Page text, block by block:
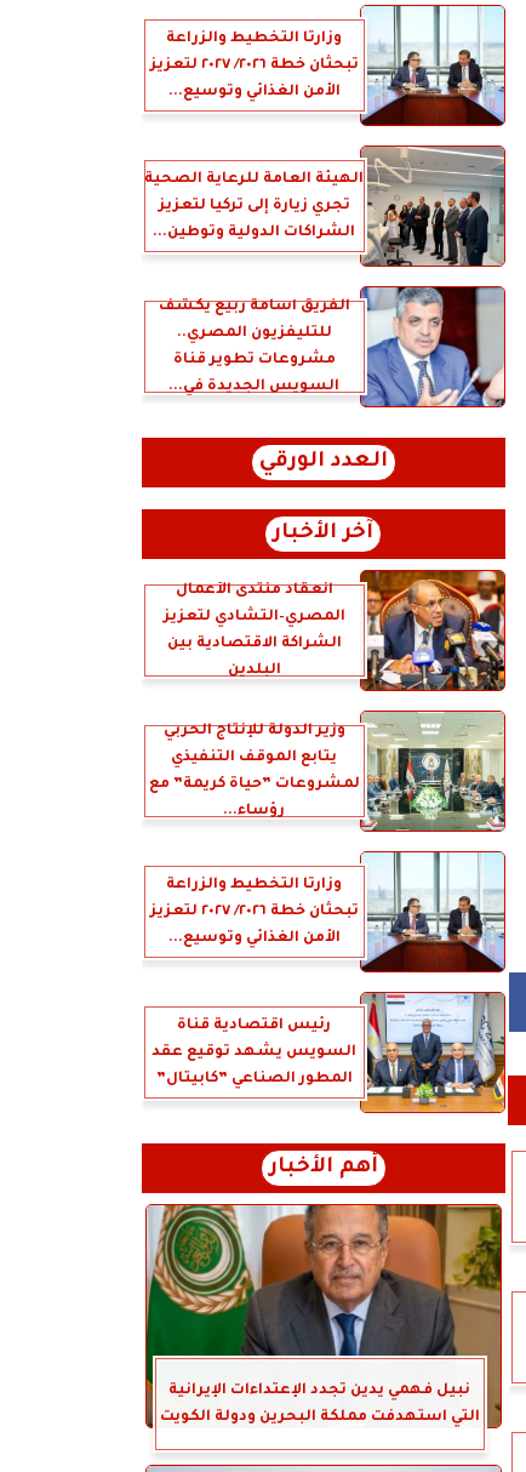
وزارتا التخطيط والزراعة
تبحثان خطة ٢٠٢٦/ ٢٠٢٧ لتعزيز
الأمن الغذائي وتوسيع...
الهيئة العامة للرعاية الصحية
تجري زيارة إلى تركيا لتعزيز
الشراكات الدولية وتوطين...
الفريق أسامة ربيع يكشف
للتليفزيون المصري..
مشروعات تطوير قناة
السويس الجديدة في...
العدد الورقي
آخر الأخبار
انعقاد منتدى الأعمال
المصري–التشادي لتعزيز
الشراكة الاقتصادية بين
البلدين
وزير الدولة للإنتاج الحربي
يتابع الموقف التنفيذي
لمشروعات ”حياة كريمة” مع
رؤساء...
وزارتا التخطيط والزراعة
تبحثان خطة ٢٠٢٦/ ٢٠٢٧ لتعزيز
الأمن الغذائي وتوسيع...
رئيس اقتصادية قناة
السويس يشهد توقيع عقد
المطور الصناعي ”كابيتال”
أهم الأخبار
نبيل فهمي يدين تجدد الإعتداءات الإيرانية
التي استهدفت مملكة البحرين ودولة الكويت